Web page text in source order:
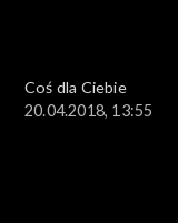
Coś dla Ciebie
20.04.2018, 13:55